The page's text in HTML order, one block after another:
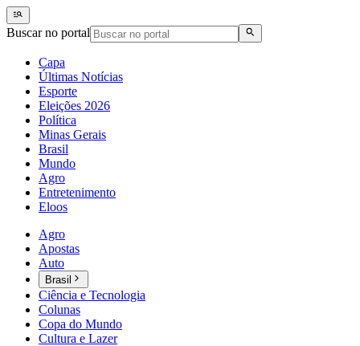
Buscar no portal
Capa
Últimas Notícias
Esporte
Eleições 2026
Política
Minas Gerais
Brasil
Mundo
Agro
Entretenimento
Eloos
Agro
Apostas
Auto
Brasil
Ciência e Tecnologia
Colunas
Copa do Mundo
Cultura e Lazer